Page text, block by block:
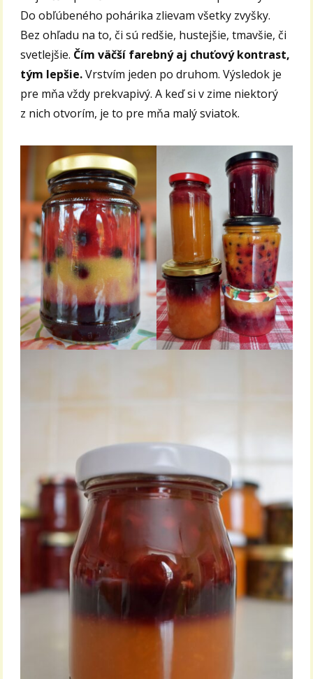
Do obľúbeného pohárika zlievam všetky zvyšky.
Bez ohľadu na to, či sú redšie, hustejšie, tmavšie, či
svetlejšie. Čím väčší farebný aj chuťový kontrast,
tým lepšie.Vrstvím jeden po druhom. Výsledok je
pre mňa vždy prekvapivý. A keď si v zime niektorý
z nich otvorím, je to pre mňa malý sviatok.